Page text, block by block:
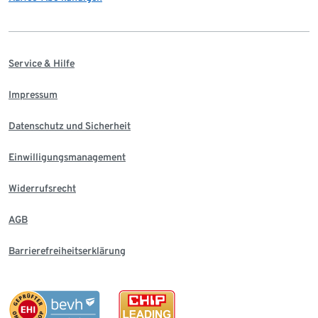
Service & Hilfe
Impressum
Datenschutz und Sicherheit
Einwilligungsmanagement
Widerrufsrecht
AGB
Barrierefreiheitserklärung